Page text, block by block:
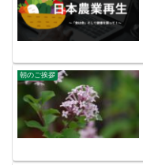
朝のご挨拶